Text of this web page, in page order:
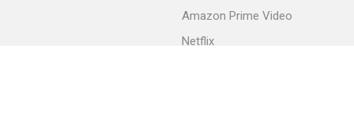
Amazon Prime Video
Netflix